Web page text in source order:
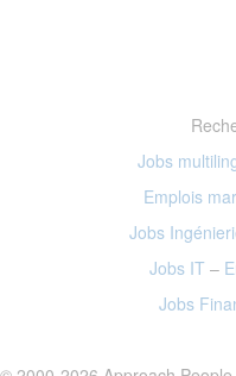
Jobs
Emplois
Jobs
Jobs IT –
Jobs